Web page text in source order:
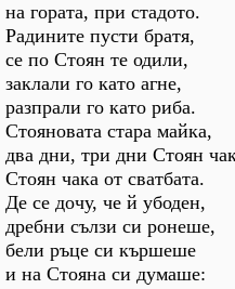
на гората, при стадото.
Радините пусти братя,
се по Стоян те одили,
заклали го като агне,
разпрали го като риба.
Стояновата стара майка,
два дни, три дни Стоян
Стоян чака от сватбата.
Де се дочу, че й убоден,
дребни сълзи си ронеше,
бели ръце си кършеше
и на Стояна си думаше: